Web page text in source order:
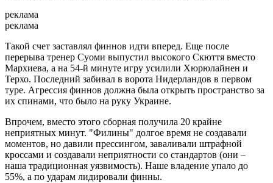
реклама
реклама
Такой счет заставлял финнов идти вперед. Еще после
перерыва тренер Суоми выпустил высокого Скюття вместо
Мархиева, а на 54-й минуте игру усилили Хюрюлайнен и
Терхо. Последний забивал в ворота Нидерландов в первом
туре. Агрессия финнов должна была открыть пространство за
их спинами, что было на руку Украине.
Впрочем, вместо этого сборная получила 20 крайне
неприятных минут. "Филины" долгое время не создавали
моментов, но давили прессингом, заваливали штрафной
кроссами и создавали неприятности со стандартов (они –
наша традиционная уязвимость). Наше владение упало до
55%, а по ударам лидировали финны.